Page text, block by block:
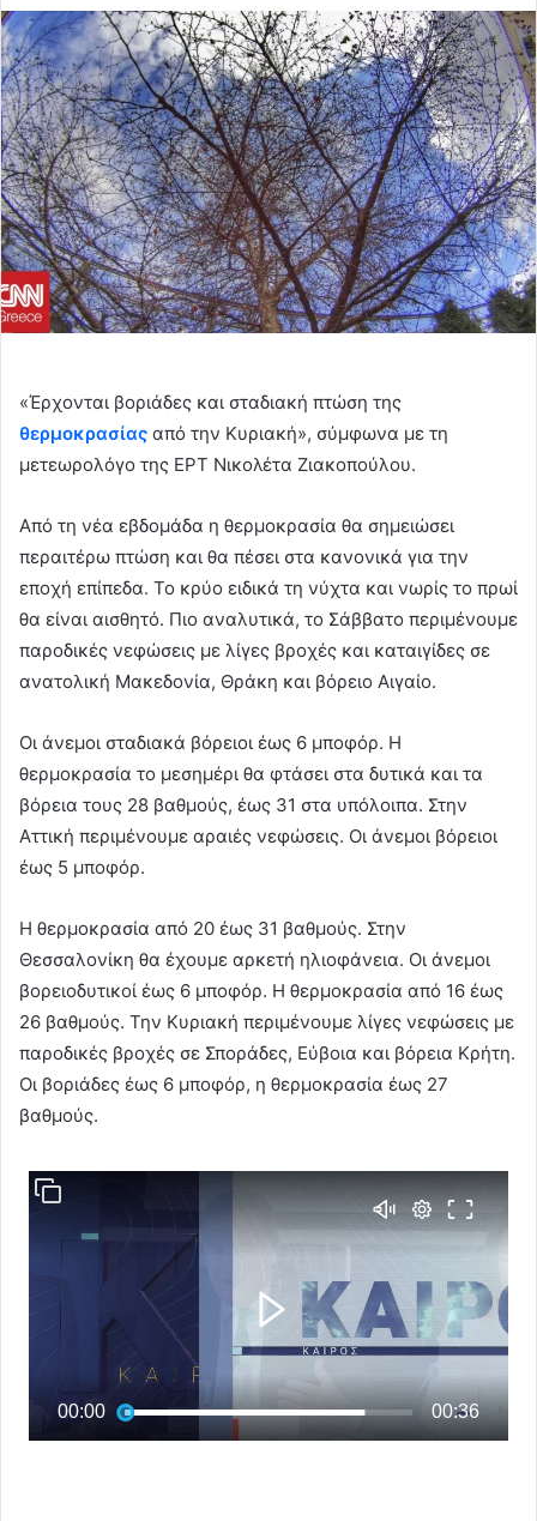
«Έρχονται βοριάδες και σταδιακή πτώση της
θερμοκρασίας από την Κυριακή», σύμφωνα με τη
μετεωρολόγο της ΕΡΤ Νικολέτα Ζιακοπούλου.
Από τη νέα εβδομάδα η θερμοκρασία θα σημειώσει
περαιτέρω πτώση και θα πέσει στα κανονικά για την
εποχή επίπεδα. Το κρύο ειδικά τη νύχτα και νωρίς το πρωί
θα είναι αισθητό. Πιο αναλυτικά, το Σάββατο περιμένουμε
παροδικές νεφώσεις με λίγες βροχές και καταιγίδες σε
ανατολική Μακεδονία, Θράκη και βόρειο Αιγαίο.
Οι άνεμοι σταδιακά βόρειοι έως 6 μποφόρ. Η
θερμοκρασία το μεσημέρι θα φτάσει στα δυτικά και τα
βόρεια τους 28 βαθμούς, έως 31 στα υπόλοιπα. Στην
Αττική περιμένουμε αραιές νεφώσεις. Οι άνεμοι βόρειοι
έως 5 μποφόρ.
Η θερμοκρασία από 20 έως 31 βαθμούς. Στην
Θεσσαλονίκη θα έχουμε αρκετή ηλιοφάνεια. Οι άνεμοι
βορειοδυτικοί έως 6 μποφόρ. Η θερμοκρασία από 16 έως
26 βαθμούς. Την Κυριακή περιμένουμε λίγες νεφώσεις με
παροδικές βροχές σε Σποράδες, Εύβοια και βόρεια Κρήτη.
Οι βοριάδες έως 6 μποφόρ, η θερμοκρασία έως 27
βαθμούς.